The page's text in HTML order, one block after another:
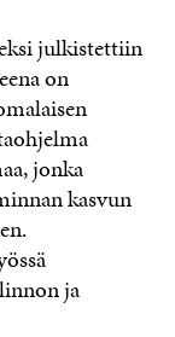
julkistettiin
on
jonka
kasvun
ja